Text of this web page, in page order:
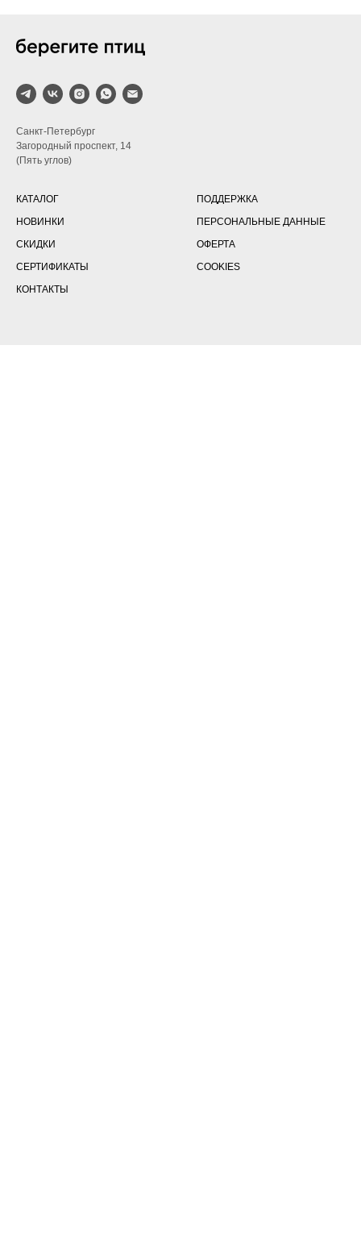
Санкт-Петербург
Загородный проспект, 14
(Пять углов)
КАТАЛОГ
НОВИНКИ
СКИДКИ
СЕРТИФИКАТЫ
КОНТАКТЫ
ПОДДЕРЖКА
ПЕРСОНАЛЬНЫЕ ДАННЫЕ
ОФЕРТА
COOKIES